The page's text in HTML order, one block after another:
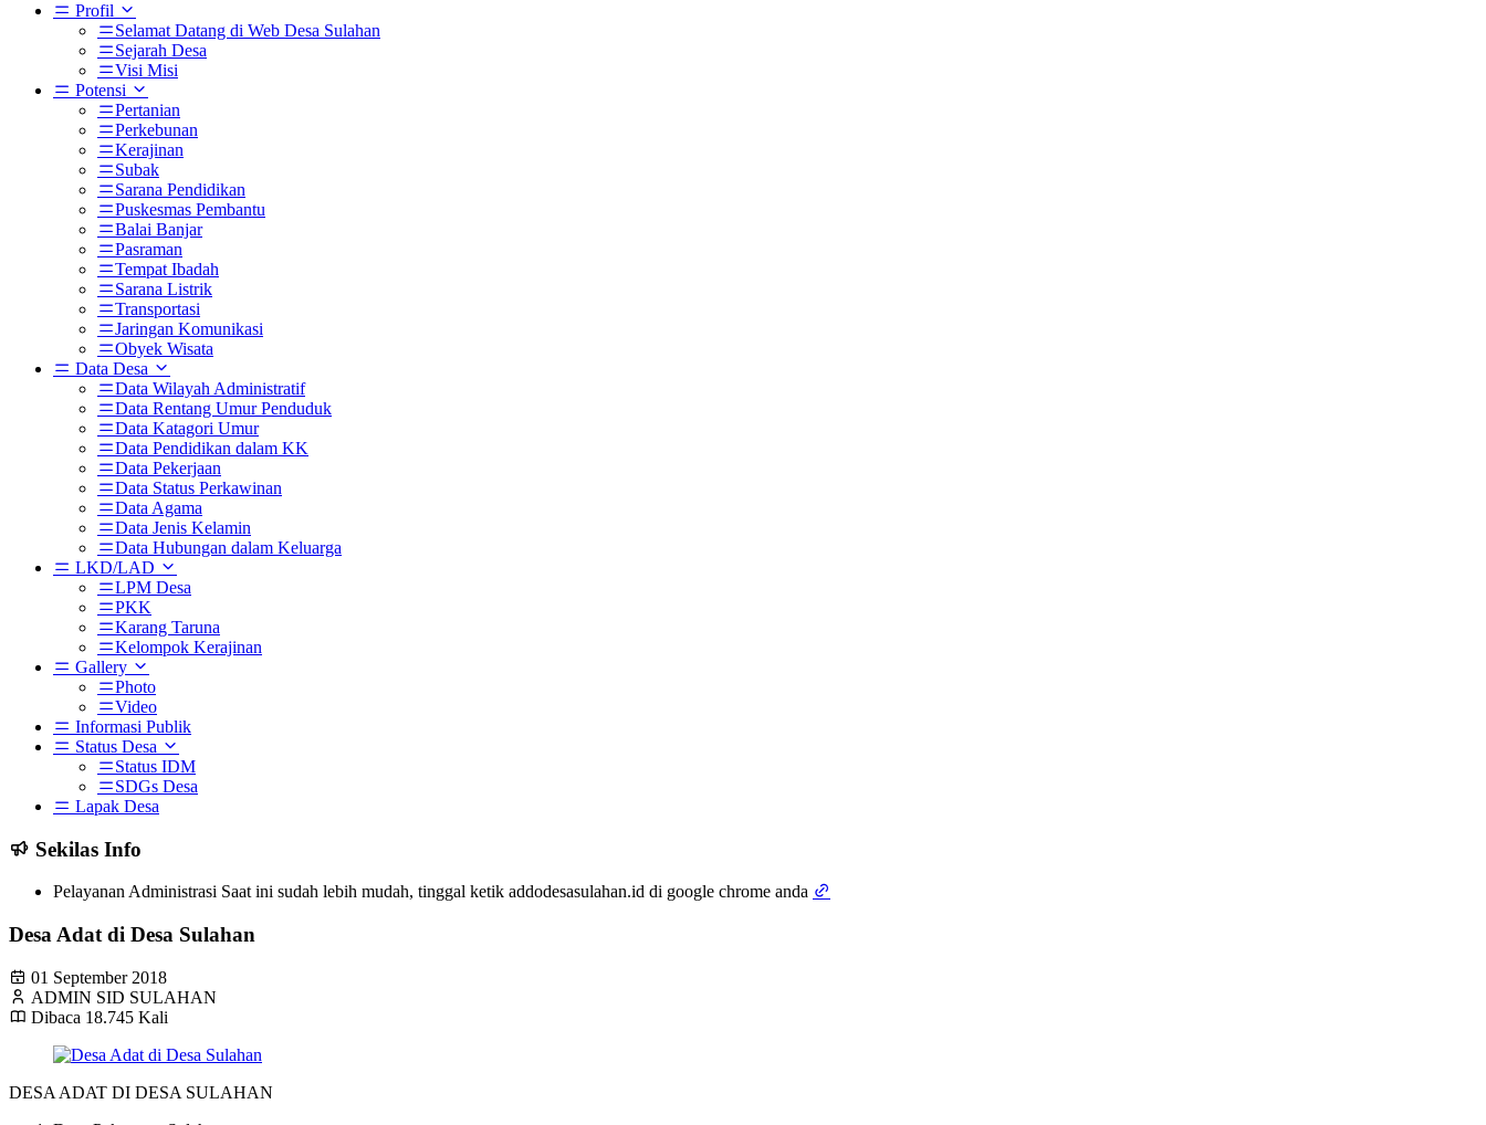
Profil
Selamat Datang di Web Desa Sulahan
Sejarah Desa
Visi Misi
Potensi
Pertanian
Perkebunan
Kerajinan
Subak
Sarana Pendidikan
Puskesmas Pembantu
Balai Banjar
Pasraman
Tempat Ibadah
Sarana Listrik
Transportasi
Jaringan Komunikasi
Obyek Wisata
Data Desa
Data Wilayah Administratif
Data Rentang Umur Penduduk
Data Katagori Umur
Data Pendidikan dalam KK
Data Pekerjaan
Data Status Perkawinan
Data Agama
Data Jenis Kelamin
Data Hubungan dalam Keluarga
LKD/LAD
LPM Desa
PKK
Karang Taruna
Kelompok Kerajinan
Gallery
Photo
Video
Informasi Publik
Status Desa
Status IDM
SDGs Desa
Lapak Desa
Sekilas Info
Pelayanan Administrasi Saat ini sudah lebih mudah, tinggal ketik addodesasulahan.id di google chrome anda
Desa Adat di Desa Sulahan
01 September 2018
ADMIN SID SULAHAN
Dibaca 18.745 Kali
DESA ADAT DI DESA SULAHAN